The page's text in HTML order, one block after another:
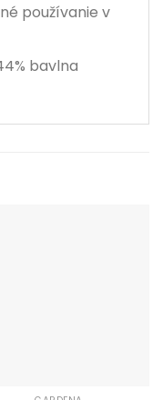
používanie v
bavlna